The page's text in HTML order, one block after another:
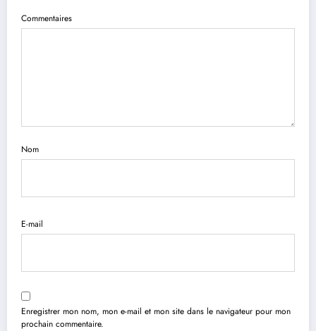
Commentaires
Nom
E-mail
Enregistrer mon nom, mon e-mail et mon site dans le navigateur pour mon
prochain commentaire.